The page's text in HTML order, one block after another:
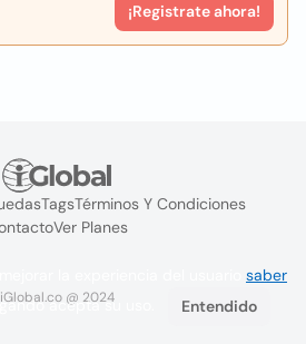
¡Registrate ahora!
TagsTérminos Y Condiciones
Ver Planes
iGlobal.co @ 2024
saber
acepta su uso. Entendido